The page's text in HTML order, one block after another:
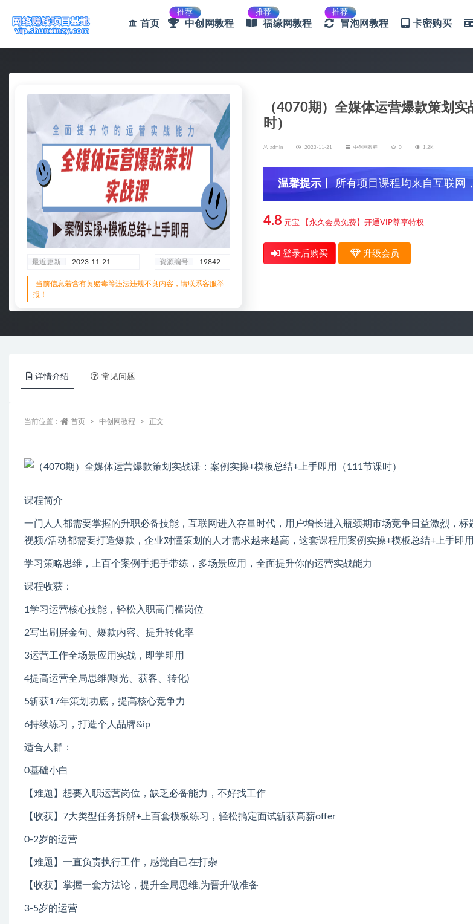
首页
推荐
中创网教程
推荐
福缘网教程
推荐
冒泡网教程 卡密购买
最近更新 2023-11-21 资源编号 19842
当前信息若含有黄赌毒等违法违规不良内容，请联系客服举
报！
（4070期）全媒体运营爆款策划
时）
admin 2023-11-21 中创网教程 0 1.2K
温馨提示 丨 所有项目课程均来自互联
信，谨防上当受骗！
4.8 元宝 【永久会员免费】开通VIP尊享特权
登录后购买 升级会员
详情介绍 常见问题
当前位置： 首页 中创网教程 正文
课程简介
一门人人都需要掌握的升职必备技能，互联网进入存量时代，用户增长进入瓶颈期市场竞争日益激烈，
视频/活动都需要打造爆款，企业对懂策划的人才需求越来越高，这套课程用案例实操+模板总结+上手即用
学习策略思维，上百个案例手把手带练，多场景应用，全面提升你的运营实战能力
课程收获：
1学习运营核心技能，轻松入职高门槛岗位
2写出刷屏金句、爆款内容、提升转化率
3运营工作全场景应用实战，即学即用
4提高运营全局思维(曝光、获客、转化)
5斩获17年策划功底，提高核心竞争力
6持续练习，打造个人品牌&ip
适合人群：
0基础小白
【难题】想要入职运营岗位，缺乏必备能力，不好找工作
【收获】7大类型任务拆解+上百套模板练习，轻松搞定面试斩获高薪offer
0-2岁的运营
【难题】一直负责执行工作，感觉自己在打杂
【收获】掌握一套方法论，提升全局思维,为晋升做准备
3-5岁的运营